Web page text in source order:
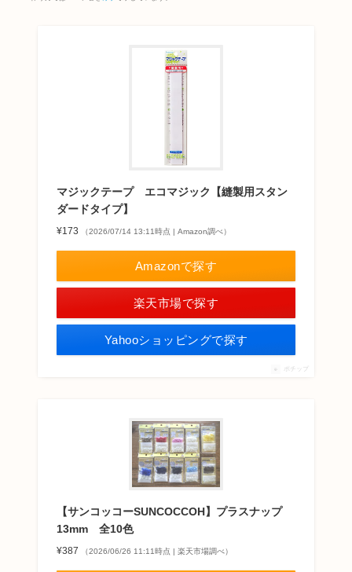
マジックテープ エコマジック【縫製用スタン
ダードタイプ】
¥173 （2026/07/14 13:11時点 | Amazon調べ）
Amazonで探す
楽天市場で探す
Yahooショッピングで探す
ポチップ
【サンコッコーSUNCOCCOH】プラスナップ
13mm 全10色
¥387 （2026/06/26 11:11時点 | 楽天市場調べ）